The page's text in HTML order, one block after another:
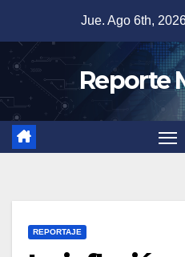
contenido
Jue. Ago 6th,
Reporte
REPORTAJE